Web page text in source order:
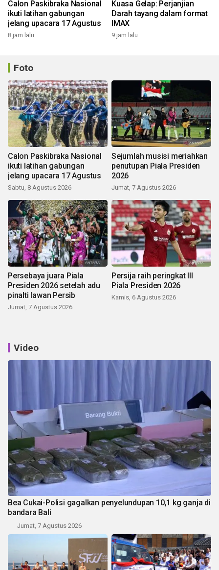
Calon Paskibraka Nasional
ikuti latihan gabungan
jelang upacara 17 Agustus
8 jam lalu
Kuasa Gelap: Perjanjian
Darah tayang dalam format
IMAX
9 jam lalu
Foto
Calon Paskibraka Nasional
ikuti latihan gabungan
jelang upacara 17 Agustus
Sabtu, 8 Agustus 2026
Sejumlah musisi meriahkan
penutupan Piala Presiden
2026
Jumat, 7 Agustus 2026
Persebaya juara Piala
Presiden 2026 setelah adu
pinalti lawan Persib
Jumat, 7 Agustus 2026
Persija raih peringkat III
Piala Presiden 2026
Kamis, 6 Agustus 2026
Video
Bea Cukai-Polisi gagalkan penyelundupan 10,1 kg ganja di
bandara Bali
Jumat, 7 Agustus 2026